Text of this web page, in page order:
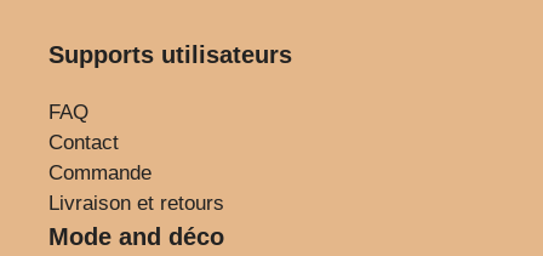
Supports utilisateurs
FAQ
Contact
Commande
Livraison et retours
Mode and déco